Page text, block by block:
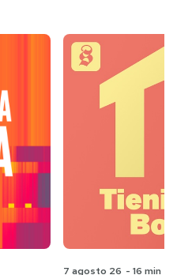
7 agosto 26 - 16 min